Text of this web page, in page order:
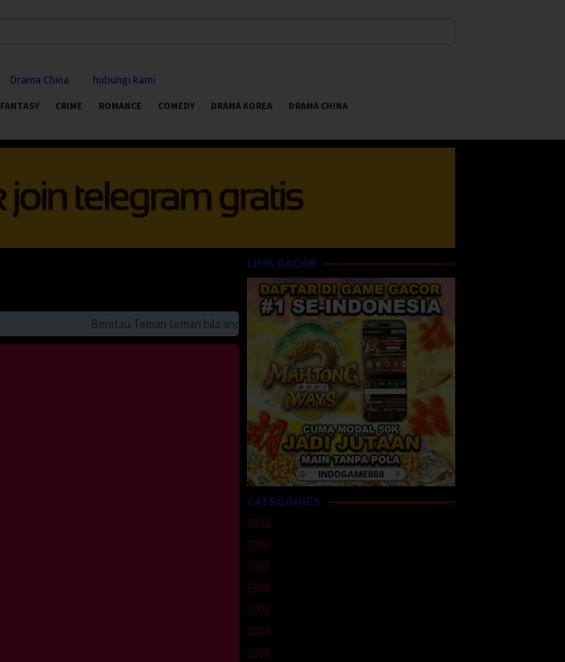
Drama China hubungi kami
FANTASY CRIME ROMANCE COMEDY DRAMA KOREA
DRAMA CHINA
Beriitau Teman teman bila anda suka HappyBet188 Streaming Online
LINK GACOR
CATEGORIES
1992
1996
1997
1999
2002
2004
2008